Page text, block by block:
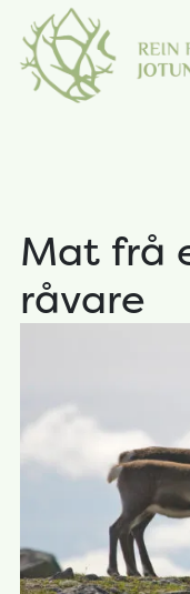
Hopp til
Mat frå
råvare